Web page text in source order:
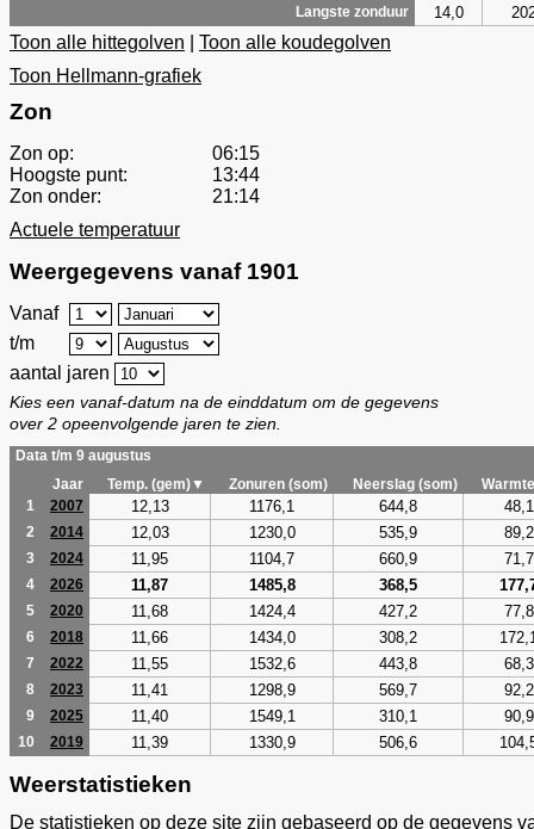
Langste zonduur 14,0
Toon alle hittegolven
Toon alle koudegolven
Toon Hellmann-grafiek
Zon
Zon op:
06:15
Hoogste punt:
13:44
Zon onder:
21:14
Actuele temperatuur
Weergegevens vanaf 1901
Vanaf
t/m
aantal jaren
Kies een vanaf-datum na de einddatum om de gegevens
over 2 opeenvolgende jaren te zien.
Data t/m 9 augustus
Jaar
Temp. (gem)▼ Zonuren (som) Neerslag (som)
1
2007 12,13 1176,1 644,8 48,1
2 2014 12,03 1230,0 535,9 89,2
3 2024 11,95 1104,7 660,9 71,7
4 2026 11,87 1485,8 368,5
5 2020 11,68 1424,4 427,2 77,8
6 2018 11,66 1434,0 308,2
7 2022 11,55 1532,6 443,8 68,3
8 2023 11,41 1298,9 569,7 92,2
9 2025 11,40 1549,1 310,1 90,9
10 2019 11,39 1330,9 506,6
Weerstatistieken
De statistieken op deze site zijn gebaseerd op de gegevens